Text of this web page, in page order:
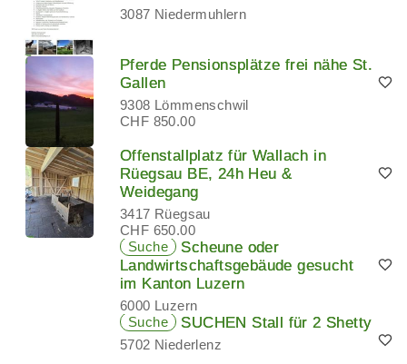
3087 Niedermuhlern
Pferde Pensionsplätze frei nähe St.
Gallen
9308 Lömmenschwil
CHF 850.00
Offenstallplatz für Wallach in
Rüegsau BE, 24h Heu &
Weidegang
3417 Rüegsau
CHF 650.00
Suche
Scheune oder
Landwirtschaftsgebäude gesucht
im Kanton Luzern
6000 Luzern
Suche
SUCHEN Stall für 2 Shetty
5702 Niederlenz